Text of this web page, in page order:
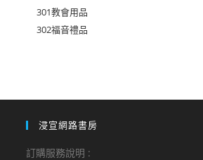
301教會用品
302福音禮品
浸宣網路書房
訂購服務說明 :